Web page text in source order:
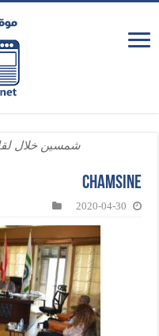
شمسين خلال
chamsine
2020-04-30